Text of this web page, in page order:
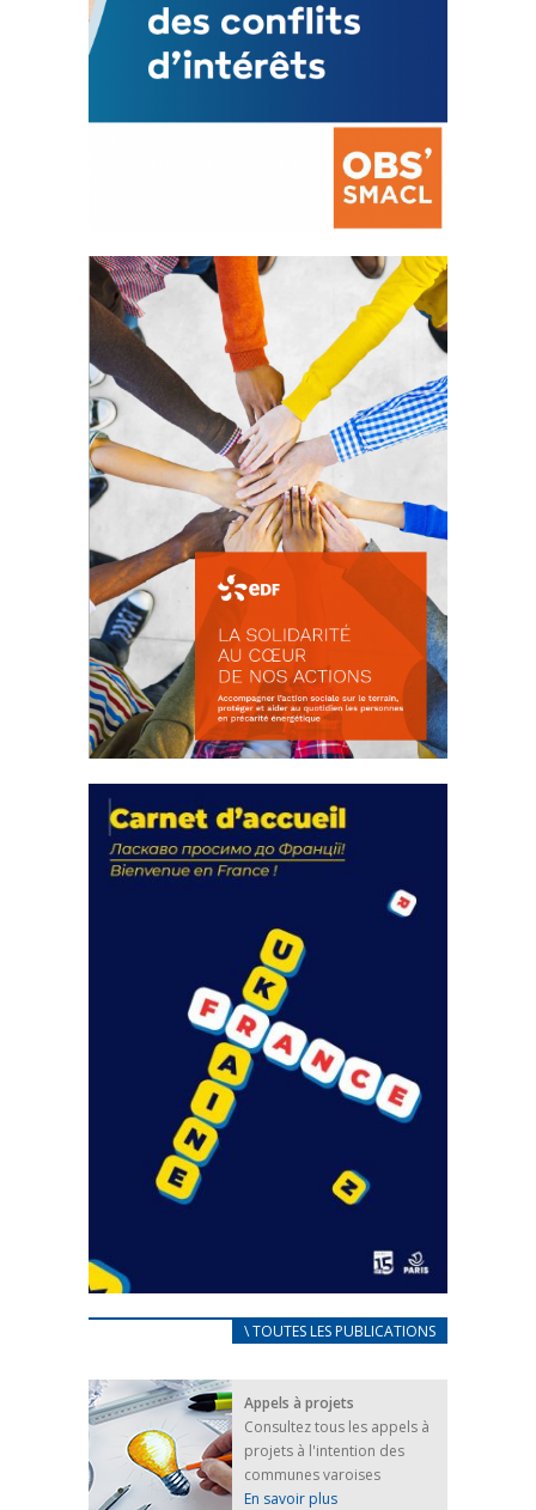
La prévention des conflits
d’intérêts
18 septembre 2023
FEUILLETER
actions
18 septembre 2023
FEUILLETER
CARNET D’ACCUEIL
25 avril 2022
Afin d’accompagner au mieux les réfugiés
ukrainiens arrivés en France,...
FEUILLETER
\ TOUTES LES PUBLICATIONS
Appels à projets
Consultez tous les appels à
projets à l'intention des
communes varoises
En savoir plus